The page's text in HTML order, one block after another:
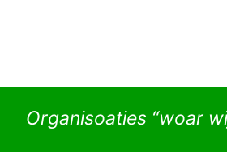
Organisoaties “woar